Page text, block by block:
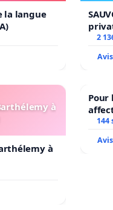
la langue
2
à
à
Pour
144